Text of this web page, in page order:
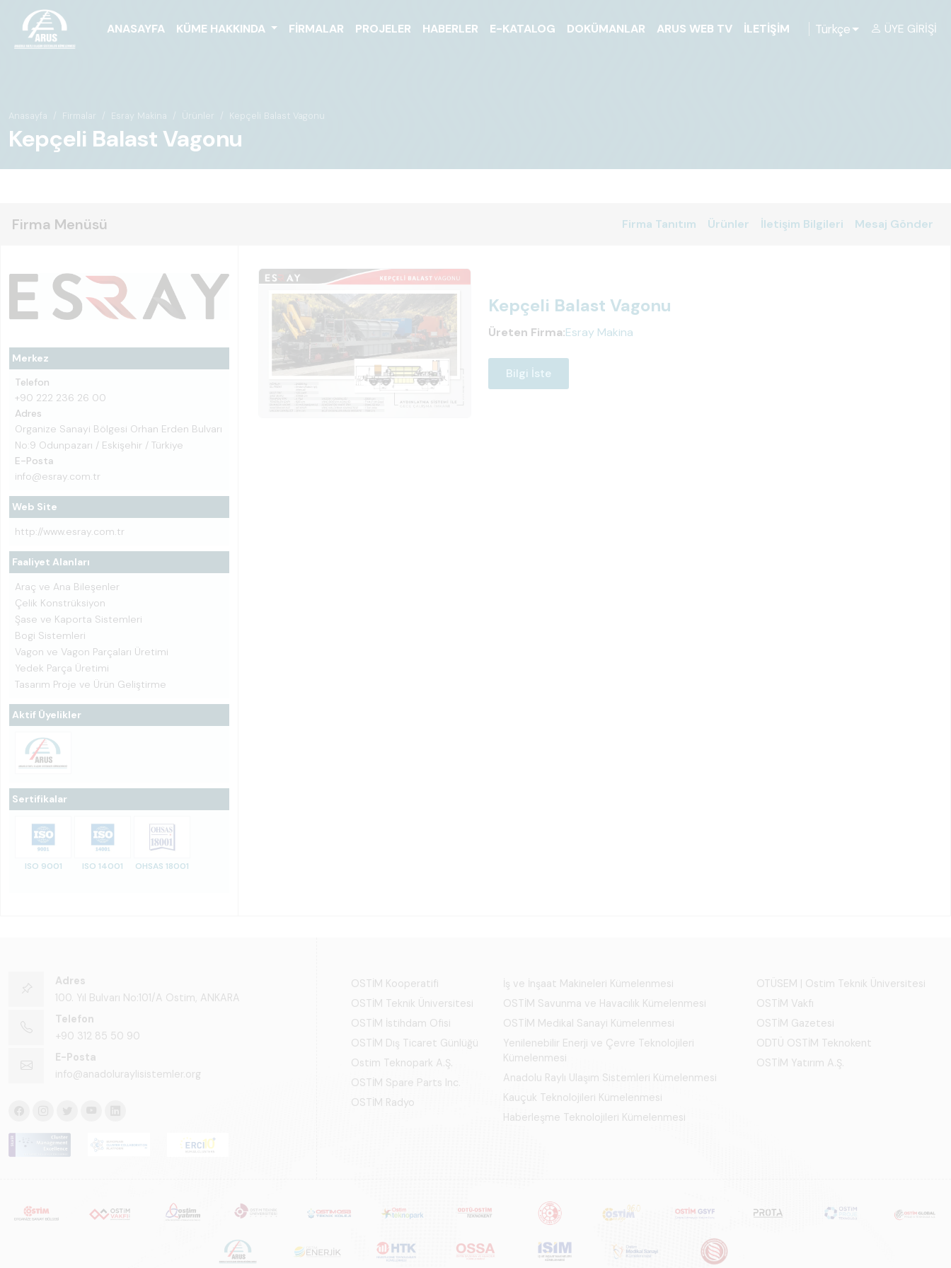
ANASAYFA KÜME HAKKINDA FIRMALAR PROJELER HABERLER E-KATALOG DOKÜMANLAR ARUS WEB TV İLETIŞIM Türkçe ÜYE GIRIŞI
Anasayfa Firmalar Esray Makina Ürünler Kepçeli Balast Vagonu
Kepçeli Balast Vagonu
Firma Menüsü Firma Tanıtım Ürünler İletişim Bilgileri Mesaj Gönder
Merkez
Telefon
+90 222 236 26 00
Adres
Organize Sanayi Bölgesi Orhan Erden Bulvarı
No:9 Odunpazarı / Eskişehir / Türkiye
E-Posta
info@esray.com.tr
Web Site
http://www.esray.com.tr
Faaliyet Alanları
Araç ve Ana Bileşenler
Çelik Konstrüksiyon
Şase ve Kaporta Sistemleri
Bogi Sistemleri
Vagon ve Vagon Parçaları Üretimi
Yedek Parça Üretimi
Tasarım Proje ve Ürün Geliştirme
Aktif Üyelikler
Sertifikalar
ISO 9001 ISO 14001 OHSAS 18001
Kepçeli Balast Vagonu
Üreten Firma:Esray Makina
Bilgi İste
Adres
100. Yıl Bulvarı No:101/A Ostim, ANKARA
Telefon
+90 312 85 50 90
E-Posta
info@anadoluraylisistemler.org
OSTİM Kooperatifi
OSTİM Teknik Üniversitesi
OSTİM İstihdam Ofisi
OSTİM Dış Ticaret Günlüğü
Ostim Teknopark A.Ş.
OSTİM Spare Parts Inc.
OSTİM Radyo
İş ve İnşaat Makineleri Kümelenmesi
OSTİM Savunma ve Havacılık Kümelenmesi
OSTİM Medikal Sanayi Kümelenmesi
Yenilenebilir Enerji ve Çevre Teknolojileri
Kümelenmesi
Anadolu Raylı Ulaşım Sistemleri Kümelenmesi
Kauçuk Teknolojileri Kümelenmesi
Haberleşme Teknolojileri Kümelenmesi
OTÜSEM | Ostim Teknik Üniversitesi
OSTİM Vakfı
OSTİM Gazetesi
ODTÜ OSTİM Teknokent
OSTİM Yatırım A.Ş.